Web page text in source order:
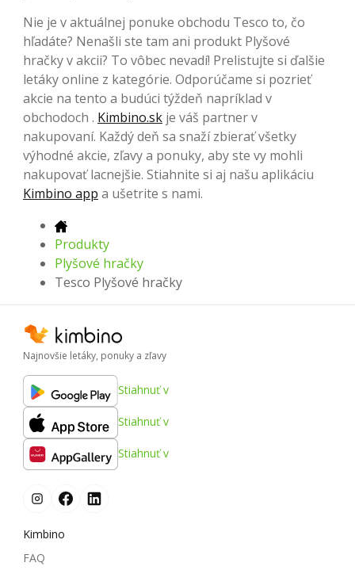
Nie je v aktuálnej ponuke obchodu Tesco to, čo
hľadáte? Nenašli ste tam ani produkt Plyšové
hračky v akcii? To vôbec nevadí! Prelistujte si ďalšie
letáky online z kategórie. Odporúčame si pozrieť
akcie na tento a budúci týždeň napríklad v
obchodoch . Kimbino.sk je váš partner v
nakupovaní. Každý deň sa snaží zbierať všetky
výhodné akcie, zľavy a ponuky, aby ste vy mohli
nakupovať lacnejšie. Stiahnite si aj našu aplikáciu
Kimbino app a ušetrite s nami.
Produkty
Plyšové hračky
Tesco Plyšové hračky
Najnovšie letáky, ponuky a zľavy
Stiahnuť v
Stiahnuť v
Stiahnuť v
Kimbino
FAQ